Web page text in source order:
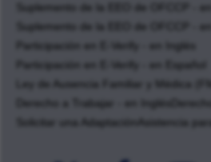
Suplemento de la EEO de OFCCP - en
Suplemento de la EEO de OFCCP -
Participación en E-Verify - en Inglés
Participación en E-Verify - en Español
Ley de Ausencia Familiar y Médica
Derecho a Trabajar - en Inglés
Solicitar una Adaptación
Asistencia